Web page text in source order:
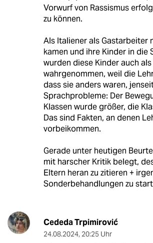
Vorwurf von Rassismus
zu können.
Als Italiener als Gastarbeiter
kamen und ihre Kinder in die
wurden diese Kinder auch
wahrgenommen, weil die
dass sie anders waren,
Sprachprobleme: Der
Klassen wurde größer, die
Das sind Fakten, an denen
vorbeikommen.
Gerade unter heutigen
mit harscher Kritik belegt,
Eltern heran zu zitieren +
Sonderbehandlungen zu
Cededa Trpimirović
24.08.2024, 20:25 Uhr